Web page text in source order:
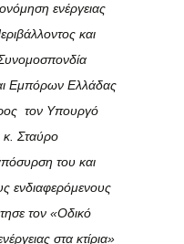
ενέργειας
και
Εμπόρων Ελλάδας
τον Υπουργό
κ. Σταύρο
του και
ενδιαφερόμενους
τον «Οδικό
στα κτίρια»